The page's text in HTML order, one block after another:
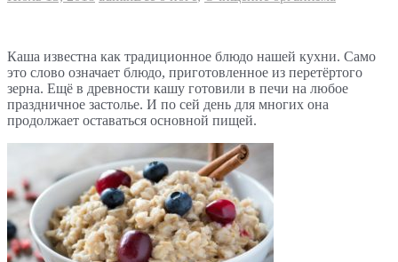
Каша известна как традиционное блюдо нашей кухни. Само
это слово означает блюдо, приготовленное из перетёртого
зерна. Ещё в древности кашу готовили в печи на любое
праздничное застолье. И по сей день для многих она
продолжает оставаться основной пищей.